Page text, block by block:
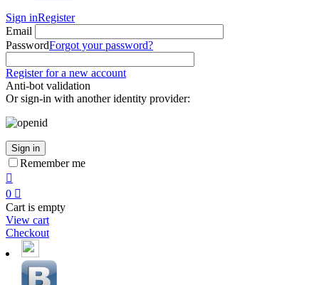
Sign inRegister
Email
PasswordForgot your password?
Register for a new account
Anti-bot validation
Or sign-in with another identity provider:
Sign in
Remember me

0 
Cart is empty
View cart
Checkout